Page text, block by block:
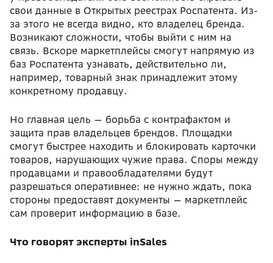
свои данные в Открытых реестрах Роспатента. Из-
за этого не всегда видно, кто владелец бренда.
Возникают сложности, чтобы выйти с ним на
связь. Вскоре маркетплейсы смогут напрямую из
баз Роспатента узнавать, действительно ли,
например, товарный знак принадлежит этому
конкретному продавцу.
Но главная цель — борьба с контрафактом и
защита прав владельцев брендов. Площадки
смогут быстрее находить и блокировать карточки
товаров, нарушающих чужие права. Споры между
продавцами и правообладателями будут
разрешаться оперативнее: не нужно ждать, пока
стороны предоставят документы — маркетплейс
сам проверит информацию в базе.
Что говорят эксперты inSales